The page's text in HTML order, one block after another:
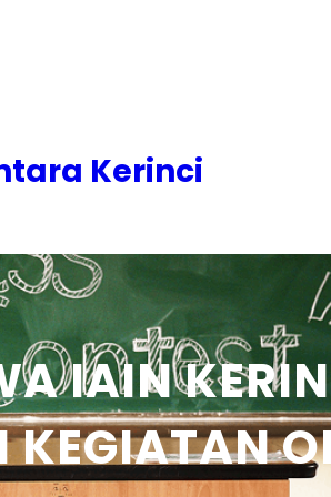
Kerinci
IAIN